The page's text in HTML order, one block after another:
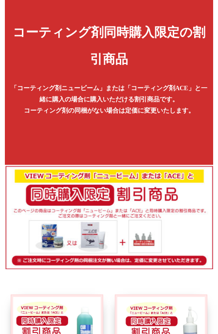
コーティング剤同時購入限定の割
引商品
「コーティング剤ニュービーム」または「コーティング剤ACE」と一
緒に購入の場合に購入いただける割引商品です。
コーティング剤の同梱がない場合は定価に変更いたします。